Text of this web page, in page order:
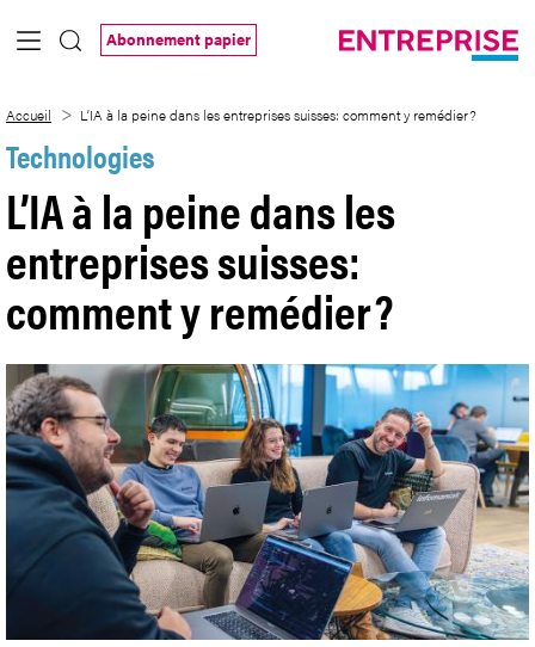
Saut au contenu principal
Abonnement papier
Accueil L’IA à la peine dans les entreprises suisses: comment y remédier?
Technologies
L’IA à la peine dans les
entreprises suisses:
comment y remédier?